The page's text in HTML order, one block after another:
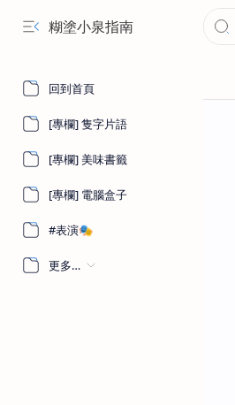
糊塗小泉指南
回到首頁
[專欄] 隻字片語
[專欄] 美味書籤
[專欄] 電腦盒子
#表演🎭
更多…